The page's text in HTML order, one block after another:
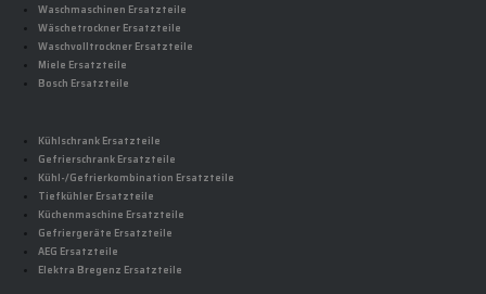
Waschmaschinen Ersatzteile
Wäschetrockner Ersatzteile
Waschvolltrockner Ersatzteile
Miele Ersatzteile
Bosch Ersatzteile
Kühlschrank Ersatzteile
Gefrierschrank Ersatzteile
Kühl-/Gefrierkombination Ersatzteile
Tiefkühler Ersatzteile
Küchenmaschine Ersatzteile
Gefriergeräte Ersatzteile
AEG Ersatzteile
Elektra Bregenz Ersatzteile